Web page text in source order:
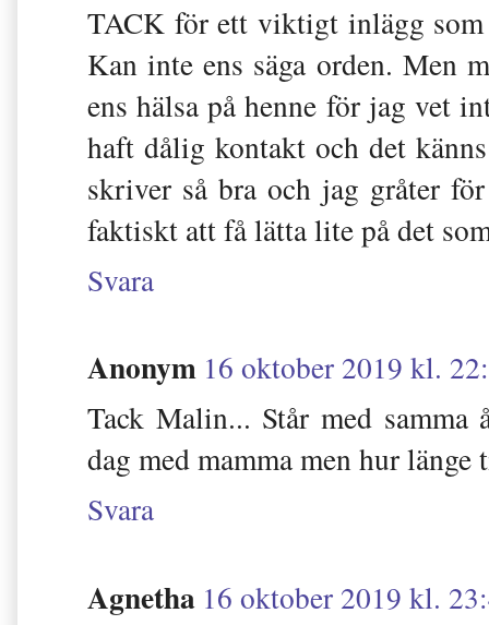
TACK för ett viktigt inlägg
Kan inte ens säga orden. Men
ens hälsa på henne för jag vet
haft dålig kontakt och det
skriver så bra och jag gråter
faktiskt att få lätta lite på det
Svara
Anonym 16 oktober 2019 kl.
Tack Malin... Står med
dag med mamma men hur
Svara
Agnetha 16 oktober 2019 kl.